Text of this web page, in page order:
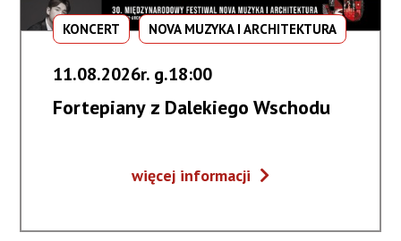
KONCERT NOVA MUZYKA I ARCHITEKTURA
11.08.2026r. g.18:00
Fortepiany z Dalekiego Wschodu
więcej informacji
Fortepiany
Wschodu